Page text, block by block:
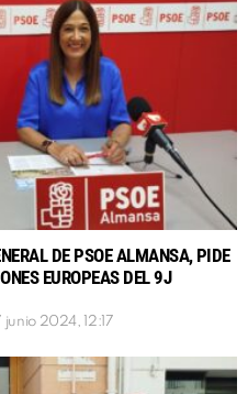
DE PSOE ALMANSA, PIDE
EUROPEAS DEL 9J
junio 2024, 12:17